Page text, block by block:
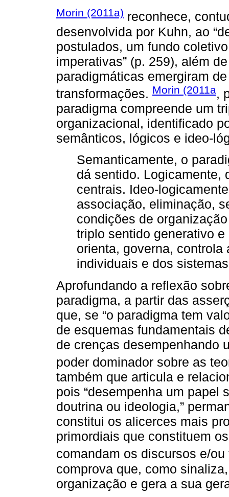
Morin (2011a) reconhece,
desenvolvida por Kuhn, ao
postulados, um fundo
imperativas” (p. 259), além
paradigmáticas emergiram
transformações. Morin (2011a,
paradigma compreende um
organizacional, identificado
semânticos, lógicos e ideo-
Semanticamente, o
dá sentido. Logicamente,
centrais. Ideo-
associação, eliminação,
condições de
triplo sentido generativo
orienta, governa,
individuais e dos
Aprofundando a reflexão
paradigma, a partir das
que, se “o paradigma tem
de esquemas fundamentais
de crenças desempenhando
poder dominador sobre as
também que articula e
pois “desempenha um papel
doutrina ou ideologia,”
constitui os alicerces mais
primordiais que constituem
comandam os discursos e/ou
comprova que, como
organização e gera a sua